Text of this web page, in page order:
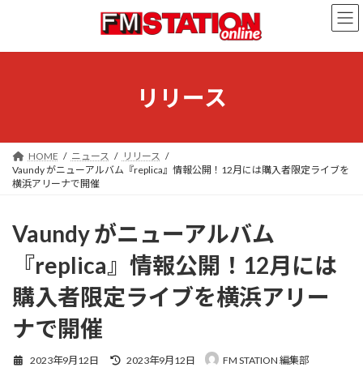
ン
ー
リリース
HOME ニュース
リリース
Vaundy がニューアルバム『replica』情報公開！12月には購入者限定ライブを
横浜アリーナで開催
Vaundy がニューアルバム
『replica』情報公開！12月には
購入者限定ライブを横浜アリー
ナで開催
2023年9月12日
最
2023年9月12日 FM STATION 編集部